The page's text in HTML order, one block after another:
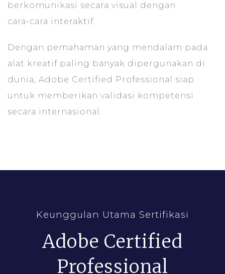
berkomunikasi secara visual dengan
cara-cara interaktif.
Dengan pemahaman yang mendalam pada
alat kreatif paling banyak dipergunakan di
dunia, Adobe Certified Professional siap
untuk memberikan validasi kompetensi
secara internasional.
Keunggulan Utama Sertifikasi
Adobe Certified
Professional